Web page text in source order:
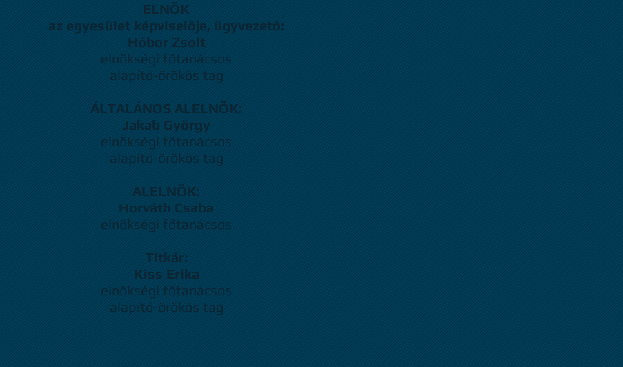
ELNÖK
az egyesület képviselője, ügyvezető:
Hóbor Zsolt
elnökségi főtanácsos
alapító-örökös tag
ÁLTALÁNOS ALELNÖK:
Jakab György
elnökségi főtanácsos
alapító-örökös tag
ALELNÖK:
Horváth Csaba
elnökségi főtanácsos
Titkár:
Kiss Erika
elnökségi főtanácsos
alapító-örökös tag